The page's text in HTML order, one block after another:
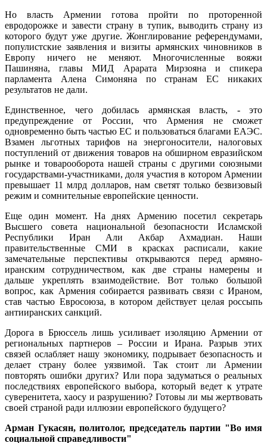
Но власть Армении готова пройти по проторенной
евродорожке и завести страну в тупик, выводить страну из
которого будут уже другие. Жонглирование референдумами,
популистские заявления и визиты армянских чиновников в
Европу ничего не меняют. Многочисленные вояжи
Пашиняна, главы МИД Арарата Мирзояна и спикера
парламента Алена Симоняна по странам ЕС никаких
результатов не дали.
Единственное, чего добилась армянская власть, - это
предупреждение от России, что Армения не сможет
одновременно быть частью ЕС и пользоваться благами ЕАЭС.
Взамен льготных тарифов на энергоносители, налоговых
поступлений от движения товаров на обширном евразийском
рынке и товарооборота нашей страны с другими союзными
государствами-участниками, доля участия в котором Армении
превышает 11 млрд долларов, нам светят только безвизовый
режим и сомнительные европейские ценности.
Еще один момент. На днях Армению посетил секретарь
Высшего совета национальной безопасности Исламской
Республики Иран Али Акбар Ахмадиан. Наши
правительственные СМИ в красках расписали, какие
замечательные перспективы открываются перед армяно-
иранским сотрудничеством, как две страны намерены и
дальше укреплять взаимодействие. Вот только большой
вопрос, как Армения собирается развивать связи с Ираном,
став частью Евросоюза, в котором действует целая россыпь
антииранских санкций.
Дорога в Брюссель лишь усиливает изоляцию Армении от
региональных партнеров – России и Ирана. Разрыв этих
связей ослабляет нашу экономику, подрывает безопасность и
делает страну более уязвимой. Так стоит ли Армении
повторять ошибки других? Или пора задуматься о реальных
последствиях европейского выбора, который ведет к утрате
суверенитета, хаосу и разрушению? Готовы ли мы жертвовать
своей страной ради иллюзии европейского будущего?
Арман Гукасян, политолог, председатель партии "Во имя
социальной справедливости"